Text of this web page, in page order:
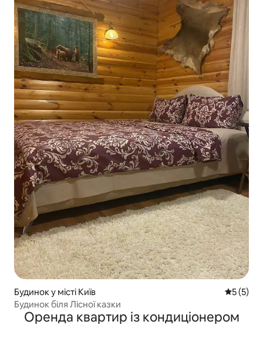
Будинок у місті Київ Середня
5 (5)
Будинок біля Лісної казки
Оренда квартир із кондиціонером